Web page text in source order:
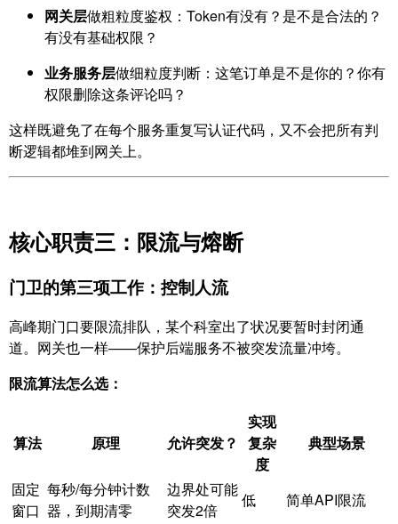
网关层做粗粒度鉴权：Token有没有？是不是合法的？
有没有基础权限？
业务服务层做细粒度判断：这笔订单是不是你的？你有
权限删除这条评论吗？
这样既避免了在每个服务重复写认证代码，又不会把所有判
断逻辑都堆到网关上。
核心职责三：限流与熔断
门卫的第三项工作：控制人流
高峰期门口要限流排队，某个科室出了状况要暂时封闭通
道。网关也一样——保护后端服务不被突发流量冲垮。
限流算法怎么选：
算法 原理 允许突发？
实现
复杂
度
典型场景
固定
窗口
每秒/每分钟计数
器，到期清零
边界处可能
突发2倍
低
简单API限流